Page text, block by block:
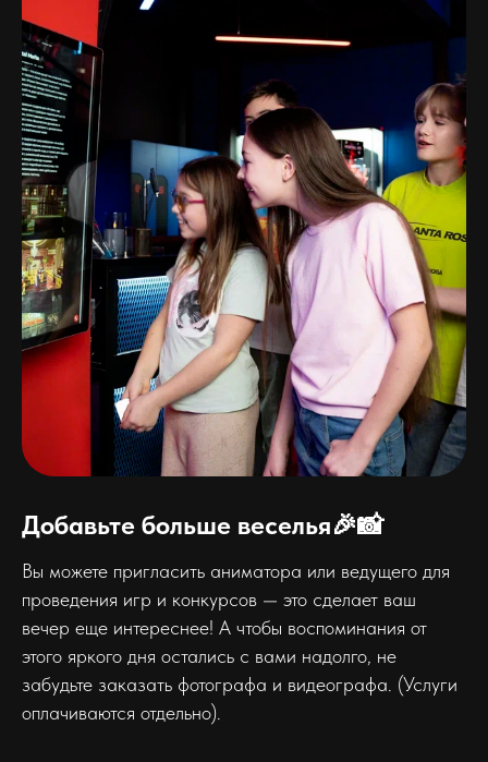
Добавьте больше веселья🎉📸
Вы можете пригласить аниматора или ведущего для
проведения игр и конкурсов — это сделает ваш
вечер еще интереснее! А чтобы воспоминания от
этого яркого дня остались с вами надолго, не
забудьте заказать фотографа и видеографа. (Услуги
оплачиваются отдельно).